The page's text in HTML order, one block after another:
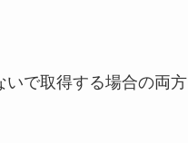
いで取得する場合の両方